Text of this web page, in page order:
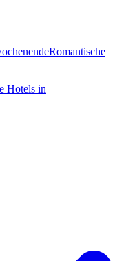
Romantische
Hotels in